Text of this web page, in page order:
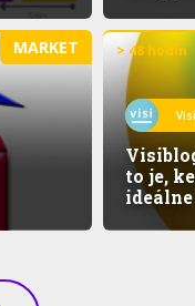
MARKET > 48 hodín
to je,
ideálne